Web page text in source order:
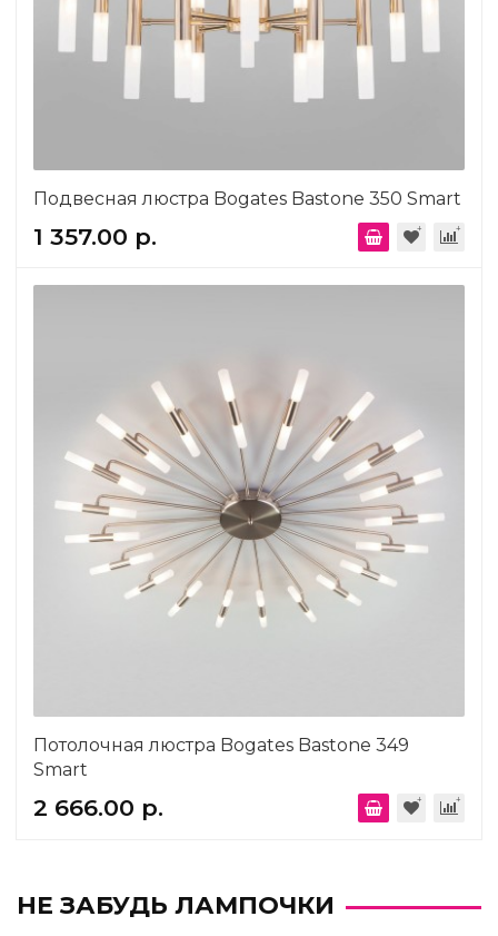
Подвесная люстра Bogates Bastone 350 Smart
1 357.00 р.
Потолочная люстра Bogates Bastone 349
Smart
2 666.00 р.
НЕ ЗАБУДЬ ЛАМПОЧКИ